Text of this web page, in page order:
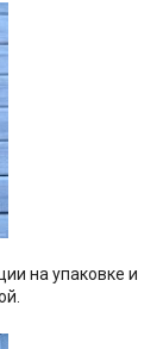
на упаковке и